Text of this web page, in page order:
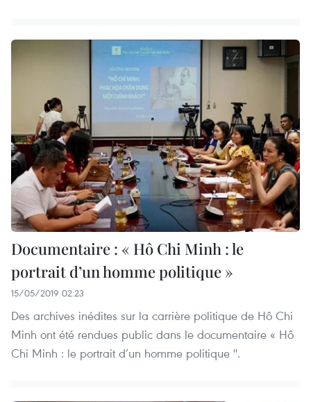
Documentaire : « Hô Chi Minh : le
portrait d’un homme politique »
15/05/2019 02:23
Des archives inédites sur la carrière politique de Hô Chi
Minh ont été rendues public dans le documentaire « Hô
Chi Minh : le portrait d’un homme politique ''.